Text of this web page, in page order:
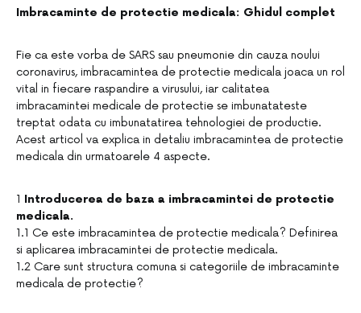
Imbracaminte de protectie medicala: Ghidul complet
Fie ca este vorba de SARS sau pneumonie din cauza noului
coronavirus, imbracamintea de protectie medicala joaca un rol
vital in fiecare raspandire a virusului, iar calitatea
imbracamintei medicale de protectie se imbunatateste
treptat odata cu imbunatatirea tehnologiei de productie.
Acest articol va explica in detaliu imbracamintea de protectie
medicala din urmatoarele 4 aspecte.
1 Introducerea de baza a imbracamintei de protectie
medicala.
1.1 Ce este imbracamintea de protectie medicala? Definirea
si aplicarea imbracamintei de protectie medicala.
1.2 Care sunt structura comuna si categoriile de imbracaminte
medicala de protectie?